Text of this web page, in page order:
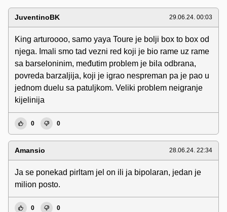
JuventinoBK 29.06.24. 00:03
King arturoooo, samo yaya Toure je bolji box to box od
njega. Imali smo tad vezni red koji je bio rame uz rame
sa barseloninim, međutim problem je bila odbrana,
povreda barzaljija, koji je igrao nespreman pa je pao u
jednom duelu sa patuljkom. Veliki problem neigranje
kijelinija
0 0
Amansio 28.06.24. 22:34
Ja se ponekad pirltam jel on ili ja bipolaran, jedan je
milion posto.
0 0